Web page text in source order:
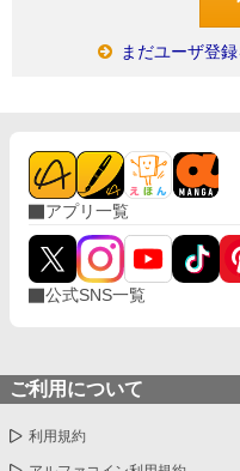
まだユーザ登
アプリ一覧
公式SNS一覧
ご利用について
利用規約